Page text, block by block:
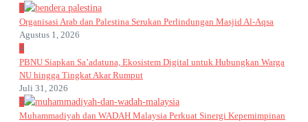
3
Organisasi Arab dan Palestina Serukan Perlindungan Masjid Al-Aqsa
Agustus 1, 2026
4
PBNU Siapkan Sa’adatuna, Ekosistem Digital untuk Hubungkan Warga
NU hingga Tingkat Akar Rumput
Juli 31, 2026
5
Muhammadiyah dan WADAH Malaysia Perkuat Sinergi Kepemimpinan